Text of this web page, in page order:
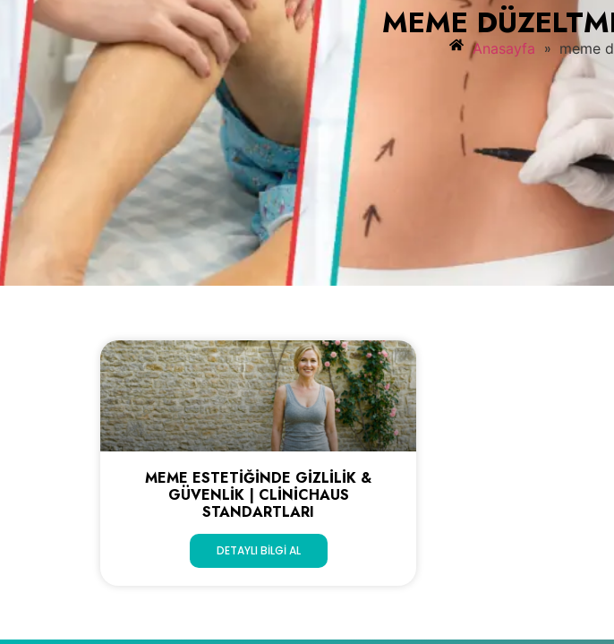
MEME
Anasayfa » meme
MEME ESTETIĞINDE GIZLILIK &
GÜVENLIK | CLINICHAUS
STANDARTLARI
DETAYLI BILGI AL